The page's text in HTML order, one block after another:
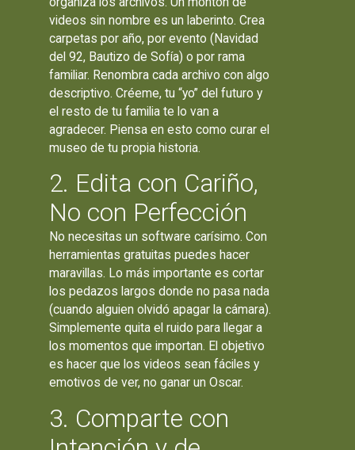
videos sin nombre es un laberinto. Crea
carpetas por año, por evento (Navidad
del 92, Bautizo de Sofía) o por rama
familiar. Renombra cada archivo con algo
descriptivo. Créeme, tu “yo” del futuro y
el resto de tu familia te lo van a
agradecer. Piensa en esto como curar el
museo de tu propia historia.
2. Edita con Cariño,
No con Perfección
No necesitas un software carísimo. Con
herramientas gratuitas puedes hacer
maravillas. Lo más importante es cortar
los pedazos largos donde no pasa nada
(cuando alguien olvidó apagar la cámara).
Simplemente quita el ruido para llegar a
los momentos que importan. El objetivo
es hacer que los videos sean fáciles y
emotivos de ver, no ganar un Oscar.
3. Comparte con